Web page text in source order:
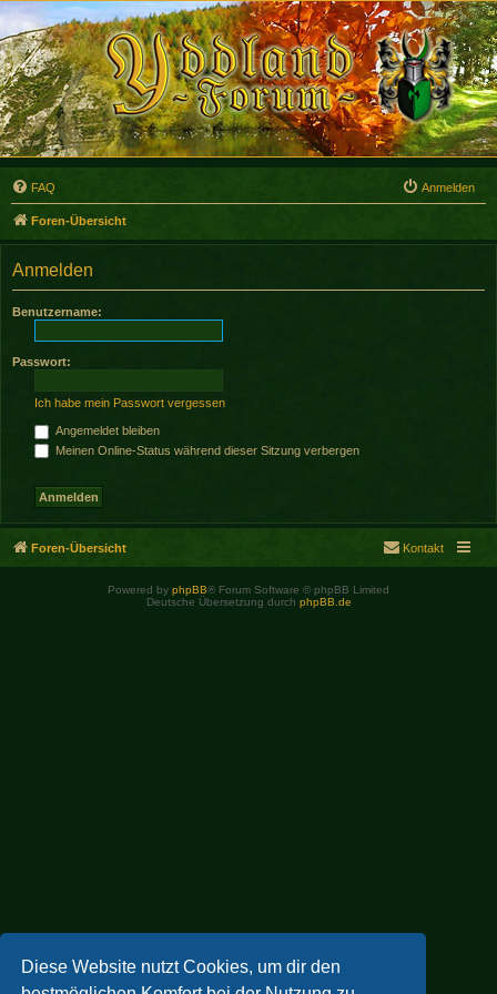
Diese Website nutzt Cookies, um dir den
FAQ Anmelden
Foren-Übersicht
Anmelden
Benutzername:
Passwort:
Ich habe mein Passwort vergessen
Angemeldet bleiben
Meinen Online-Status während dieser Sitzung verbergen
Foren-Übersicht Kontakt
Powered by phpBB® Forum Software © phpBB Limited
Deutsche Übersetzung durch phpBB.de